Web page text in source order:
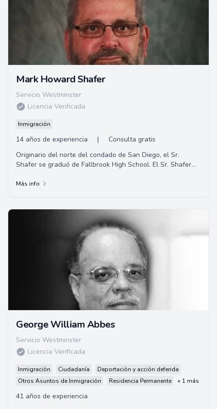
Mark Howard Shafer
Servicio Westminster
Licencia Verificada
Inmigración
14 años de experiencia |
Consulta gratis
Originario del norte del condado de San Diego, el Sr.
Shafer se graduó de Fallbrook High School. El Sr. Shafer
Más info
George William Abbes
Servicio Westminster
Licencia Verificada
Inmigración Ciudadanía
Deportación y acción deferida
Otros Asuntos de Inmigración
Residencia Permanente + 1 más
41 años de experiencia